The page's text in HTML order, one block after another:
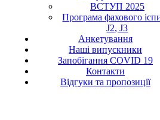
ВСТУП 2025
Програма фахового
J2, J3
Анкетування
Наші випускники
Запобігання COVID 19
Контакти
Відгуки та пропозиції